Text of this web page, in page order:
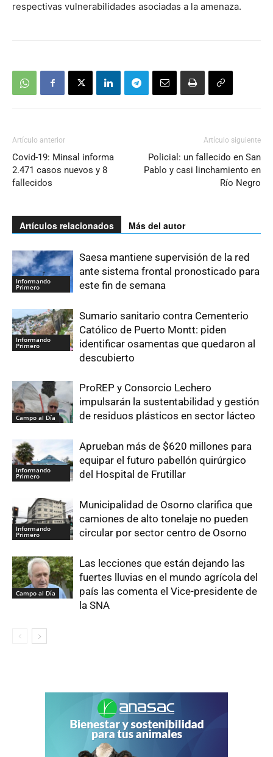
respectivas vulnerabilidades asociadas a la amenaza.
Artículo anterior
Covid-19: Minsal informa
2.471 casos nuevos y 8
fallecidos
Artículo siguiente
Policial: un fallecido en San
Pablo y casi linchamiento en
Río Negro
Artículos relacionados Más del autor
Informando
Primero
Saesa mantiene supervisión de la red
ante sistema frontal pronosticado para
este fin de semana
Informando
Primero
Sumario sanitario contra Cementerio
Católico de Puerto Montt: piden
identificar osamentas que quedaron al
descubierto
Campo al Día
ProREP y Consorcio Lechero
impulsarán la sustentabilidad y gestión
de residuos plásticos en sector lácteo
Informando
Primero
Aprueban más de $620 millones para
equipar el futuro pabellón quirúrgico
del Hospital de Frutillar
Informando
Primero
Municipalidad de Osorno clarifica que
camiones de alto tonelaje no pueden
circular por sector centro de Osorno
Campo al Día
Las lecciones que están dejando las
fuertes lluvias en el mundo agrícola del
país las comenta el Vice-presidente de
la SNA